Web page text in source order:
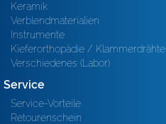
Keramik
Verblendmaterialien
Instrumente
Kieferorthopädie / Klammerdrähte
Verschiedenes (Labor)
Service
Service-Vorteile
Retourenschein